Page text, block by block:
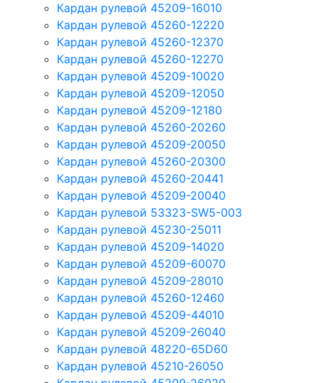
Кардан рулевой 45209-16010
Кардан рулевой 45260-12220
Кардан рулевой 45260-12370
Кардан рулевой 45260-12270
Кардан рулевой 45209-10020
Кардан рулевой 45209-12050
Кардан рулевой 45209-12180
Кардан рулевой 45260-20260
Кардан рулевой 45209-20050
Кардан рулевой 45260-20300
Кардан рулевой 45260-20441
Кардан рулевой 45209-20040
Кардан рулевой 53323-SW5-003
Кардан рулевой 45230-25011
Кардан рулевой 45209-14020
Кардан рулевой 45209-60070
Кардан рулевой 45209-28010
Кардан рулевой 45260-12460
Кардан рулевой 45209-44010
Кардан рулевой 45209-26040
Кардан рулевой 48220-65D60
Кардан рулевой 45210-26050